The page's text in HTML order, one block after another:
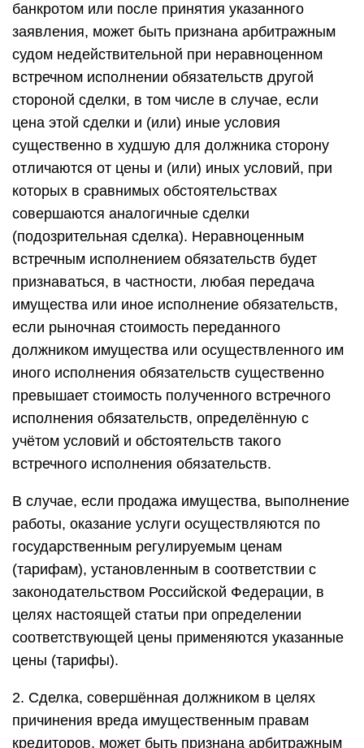
банкротом или после принятия указанного
заявления, может быть признана арбитражным
судом недействительной при неравноценном
встречном исполнении обязательств другой
стороной сделки, в том числе в случае, если
цена этой сделки и (или) иные условия
существенно в худшую для должника сторону
отличаются от цены и (или) иных условий, при
которых в сравнимых обстоятельствах
совершаются аналогичные сделки
(подозрительная сделка). Неравноценным
встречным исполнением обязательств будет
признаваться, в частности, любая передача
имущества или иное исполнение обязательств,
если рыночная стоимость переданного
должником имущества или осуществленного им
иного исполнения обязательств существенно
превышает стоимость полученного встречного
исполнения обязательств, определённую с
учётом условий и обстоятельств такого
встречного исполнения обязательств.
В случае, если продажа имущества, выполнение
работы, оказание услуги осуществляются по
государственным регулируемым ценам
(тарифам), установленным в соответствии с
законодательством Российской Федерации, в
целях настоящей статьи при определении
соответствующей цены применяются указанные
цены (тарифы).
2. Сделка, совершённая должником в целях
причинения вреда имущественным правам
кредиторов, может быть признана арбитражным